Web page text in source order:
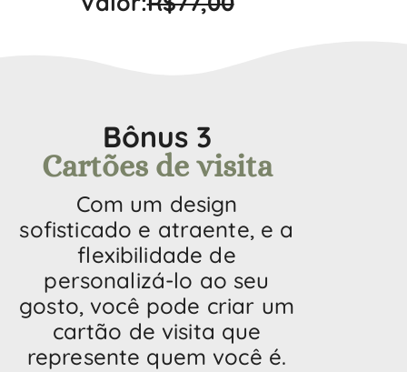
Bônus 3
Cartões de visita
Com um design
sofisticado e atraente, e a
flexibilidade de
personalizá-lo ao seu
gosto, você pode criar um
cartão de visita que
represente quem você é.